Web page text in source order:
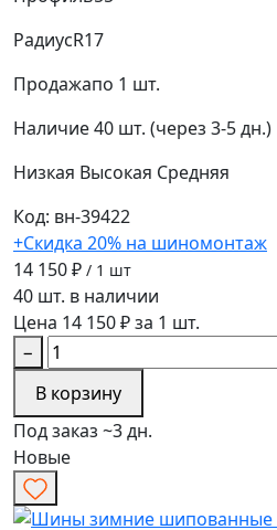
РадиусR17
Продажапо 1 шт.
Наличие40 шт. (через 3-5 дн.)
Низкая Высокая Средняя
Код: вн-39422
+Скидка 20% на шиномонтаж
14 150 ₽ / 1 шт
40 шт. в наличии
Цена 14 150 ₽ за 1 шт.
−
В корзину
Под заказ ~3 дн.
Новые